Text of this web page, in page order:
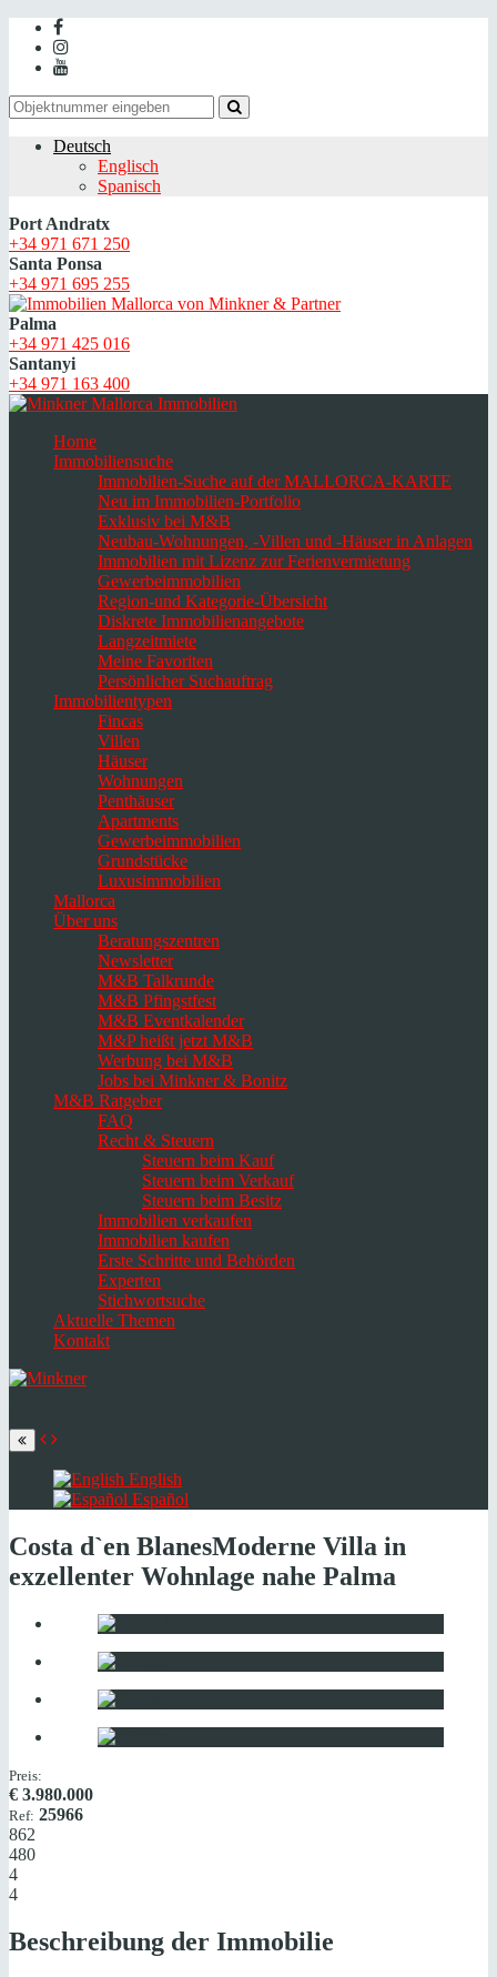
Deutsch
Englisch
Spanisch
Port Andratx
+34 971 671 250
Santa Ponsa
+34 971 695 255
Palma
+34 971 425 016
Santanyi
+34 971 163 400
Home
Immobiliensuche
Immobilien-Suche auf der MALLORCA-KARTE
Neu im Immobilien-Portfolio
Exklusiv bei M&B
Neubau-Wohnungen, -Villen und -Häuser in Anlagen
Immobilien mit Lizenz zur Ferienvermietung
Gewerbeimmobilien
Region-und Kategorie-Übersicht
Diskrete Immobilienangebote
Langzeitmiete
Meine Favoriten
Persönlicher Suchauftrag
Immobilientypen
Fincas
Villen
Häuser
Wohnungen
Penthäuser
Apartments
Gewerbeimmobilien
Grundstücke
Luxusimmobilien
Mallorca
Über uns
Beratungszentren
Newsletter
M&B Talkrunde
M&B Pfingstfest
M&B Eventkalender
M&P heißt jetzt M&B
Werbung bei M&B
Jobs bei Minkner & Bonitz
M&B Ratgeber
FAQ
Recht & Steuern
Steuern beim Kauf
Steuern beim Verkauf
Steuern beim Besitz
Immobilien verkaufen
Immobilien kaufen
Erste Schritte und Behörden
Experten
Stichwortsuche
Aktuelle Themen
Kontakt
language
English
Español
Costa d`en BlanesModerne Villa in
exzellenter Wohnlage nahe Palma
Preis:
€ 3.980.000
Ref: 25966
862
480
4
4
Beschreibung der Immobilie